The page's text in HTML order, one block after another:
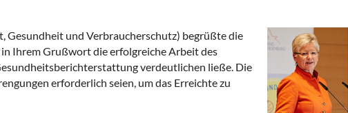
Gesundheit und Verbraucherschutz) begrüßte die
Ihrem Grußwort die erfolgreiche Arbeit des
verdeutlichen ließe. Die
erforderlich seien, um das Erreichte zu